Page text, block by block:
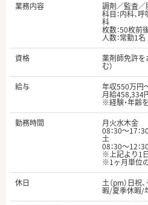
業務内容
調剤／監査／
科目：内科、
科
枚数：50枚前
人数：常勤1
資格
薬剤師免許を
む）
給与
年収550万円
月給458,334
※経験・年齢
勤務時間
月火水木金
08：30～17：
土
08：30～12：
※上記より1
※1ヶ月単位
休日
土（pm）日
暇/夏季休暇/